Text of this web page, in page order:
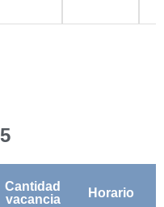
Cantidad
vacancia
Horario